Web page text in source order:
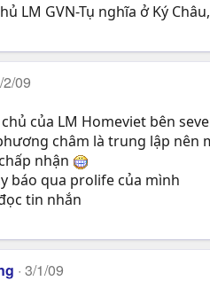
LM GVN-Tụ nghĩa ở Ký
2/09
của LM Homeviet bên
châm là trung lập nên
nhận
báo qua prolife của mình
tin nhắn
3/1/09